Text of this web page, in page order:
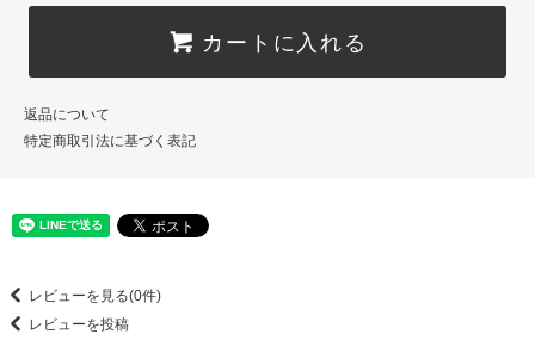
カートに入れる
返品について
特定商取引法に基づく表記
レビューを見る(0件)
レビューを投稿